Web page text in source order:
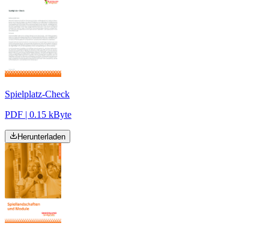
Spielplatz-Check
PDF | 0.15 kByte
Herunterladen